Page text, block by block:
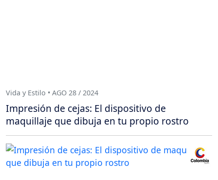
Vida y Estilo • AGO 28 / 2024
Impresión de cejas: El dispositivo de
maquillaje que dibuja en tu propio rostro